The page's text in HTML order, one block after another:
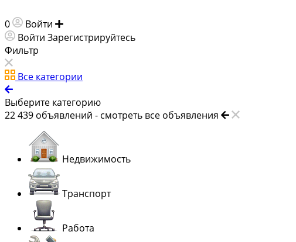
0 Войти
Войти Зарегистрируйтесь
Фильтр
Все категории
Выберите категорию
22 439 объявлений - смотреть все объявления
Недвижимость
Транспорт
Работа